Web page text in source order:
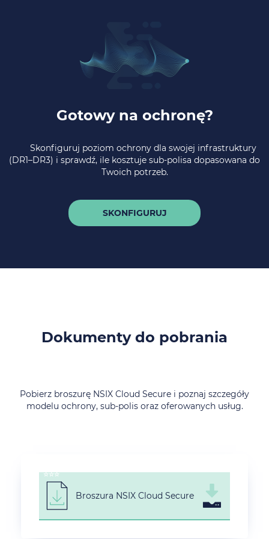
Gotowy na ochronę?
Skonfiguruj poziom ochrony dla swojej infrastruktury
(DR1–DR3) i sprawdź, ile kosztuje sub-polisa dopasowana do
Twoich potrzeb.
SKONFIGURUJ
Dokumenty do pobrania
Pobierz broszurę NSIX Cloud Secure i poznaj szczegóły
modelu ochrony, sub-polis oraz oferowanych usług.
☆☆☆
Broszura NSIX Cloud Secure